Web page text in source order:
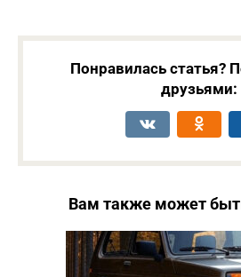
Понравилась статья?
друзьями:
Вам также может